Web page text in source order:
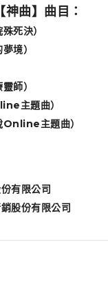
曲】曲目：
死決）
境）
師）
主題曲）
Online主題曲）
有限公司
股份有限公司